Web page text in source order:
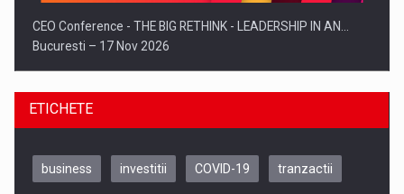
CEO Conference - THE BIG RETHINK - LEADERSHIP IN AN…
Bucuresti – 17 Nov 2026
ETICHETE
business investitii COVID-19 tranzactii